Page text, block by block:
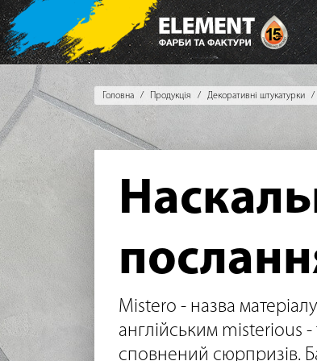
Головна Продукція Декоративні штукатурки
Mistero - назва
англійським misterious
сповнений сюрпризів.